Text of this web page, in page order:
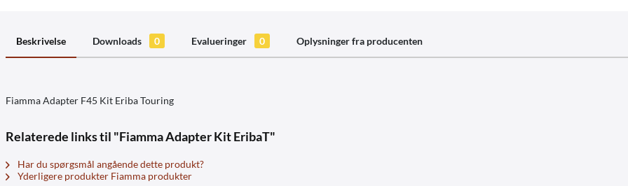
Beskrivelse Downloads 0 Evalueringer 0 Oplysninger fra producenten
Fiamma Adapter F45 Kit Eriba Touring
Relaterede links til "Fiamma Adapter Kit EribaT"
Har du spørgsmål angående dette produkt?
Yderligere produkter Fiamma produkter